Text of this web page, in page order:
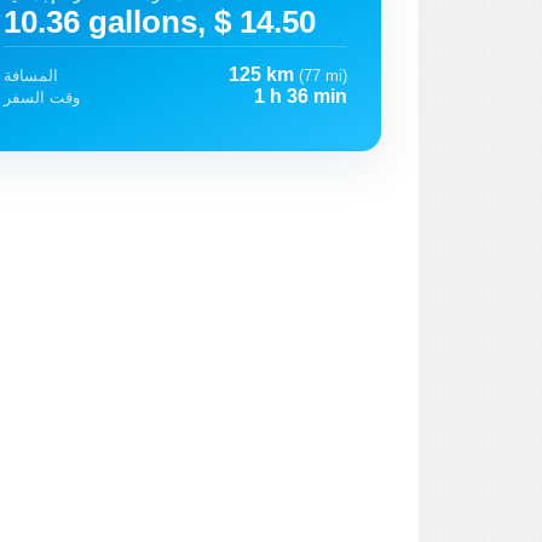
10.36 gallons, $ 14.50
المسافة 125 km (77 mi)
وقت السفر
1 h 36 min